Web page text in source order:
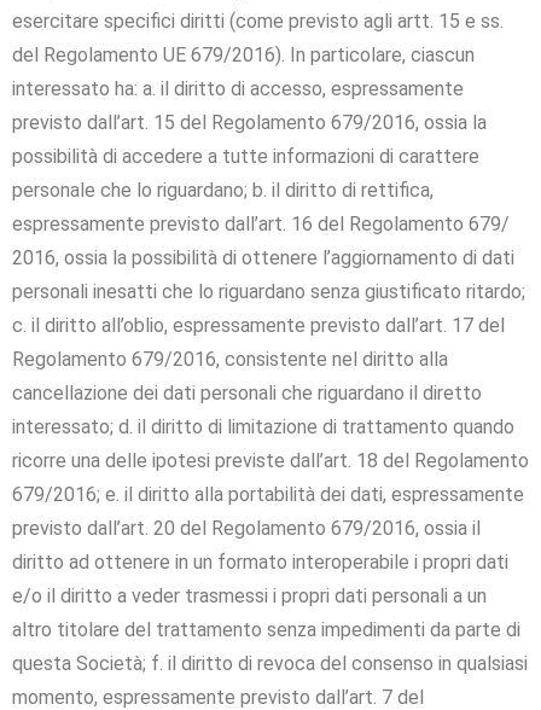
esercitare specifici diritti (come previsto agli artt. 15 e ss.
del Regolamento UE 679/2016). In particolare, ciascun
interessato ha: a. il diritto di accesso, espressamente
previsto dall’art. 15 del Regolamento 679/2016, ossia la
possibilità di accedere a tutte informazioni di carattere
personale che lo riguardano; b. il diritto di rettifica,
espressamente previsto dall’art. 16 del Regolamento 679/
2016, ossia la possibilità di ottenere l’aggiornamento di dati
personali inesatti che lo riguardano senza giustificato ritardo;
c. il diritto all’oblio, espressamente previsto dall’art. 17 del
Regolamento 679/2016, consistente nel diritto alla
cancellazione dei dati personali che riguardano il diretto
interessato; d. il diritto di limitazione di trattamento quando
ricorre una delle ipotesi previste dall’art. 18 del Regolamento
679/2016; e. il diritto alla portabilità dei dati, espressamente
previsto dall’art. 20 del Regolamento 679/2016, ossia il
diritto ad ottenere in un formato interoperabile i propri dati
e/o il diritto a veder trasmessi i propri dati personali a un
altro titolare del trattamento senza impedimenti da parte di
questa Società; f. il diritto di revoca del consenso in qualsiasi
momento, espressamente previsto dall’art. 7 del